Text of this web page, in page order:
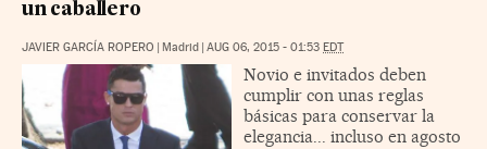
un caballero
JAVIER GARCÍA ROPERO Madrid AUG 06, 2015 - 01:53 EDT
Novio e invitados deben
cumplir con unas reglas
básicas para conservar la
elegancia... incluso en agosto